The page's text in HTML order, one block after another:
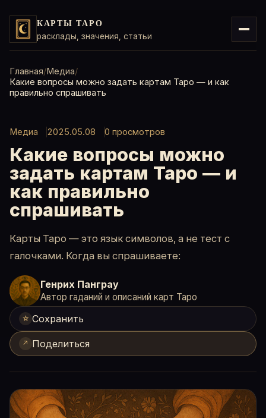
КАРТЫ ТАРО
расклады, значения, статьи
Главная Медиа
Какие вопросы можно задать картам Таро — и как
правильно спрашивать
Медиа 2025.05.08 0 просмотров
Какие вопросы можно
задать картам Таро — и
как правильно
спрашивать
Карты Таро — это язык символов, а не тест с
галочками. Когда вы спрашиваете:
Генрих Панграу
Автор гаданий и описаний карт Таро
☆ Сохранить
↗ Поделиться